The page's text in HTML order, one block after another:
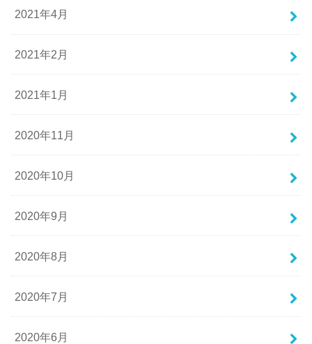
2021年4月
2021年2月
2021年1月
2020年11月
2020年10月
2020年9月
2020年8月
2020年7月
2020年6月